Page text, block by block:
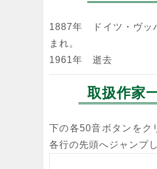
1887年 ドイツ・ヴッ
まれ。
1961年 逝去
取扱作家
下の各50音ボタンをク
各行の先頭へジャンプし